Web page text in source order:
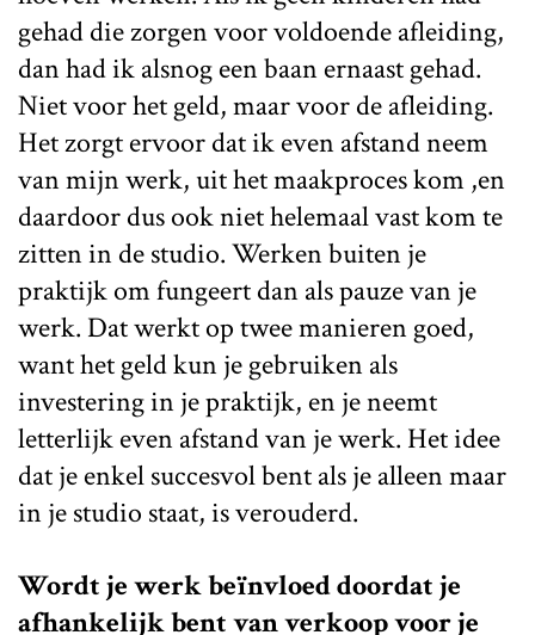
gehad die zorgen voor voldoende afleiding,
dan had ik alsnog een baan ernaast gehad.
Niet voor het geld, maar voor de afleiding.
Het zorgt ervoor dat ik even afstand neem
van mijn werk, uit het maakproces kom ,en
daardoor dus ook niet helemaal vast kom te
zitten in de studio. Werken buiten je
praktijk om fungeert dan als pauze van je
werk. Dat werkt op twee manieren goed,
want het geld kun je gebruiken als
investering in je praktijk, en je neemt
letterlijk even afstand van je werk. Het idee
dat je enkel succesvol bent als je alleen maar
in je studio staat, is verouderd.
Wordt je werk beïnvloed doordat je
afhankelijk bent van verkoop voor je